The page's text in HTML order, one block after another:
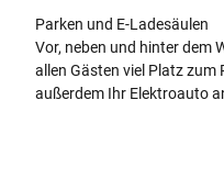
Parken und E-Ladesäulen
Vor, neben und hinter dem
allen Gästen viel Platz zum
außerdem Ihr Elektroauto